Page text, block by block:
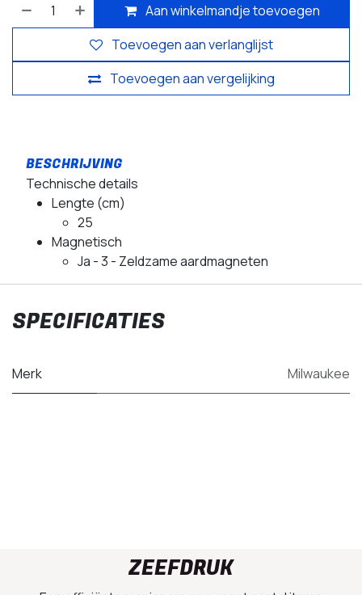
Aan winkelmandje toevoegen
Toevoegen aan vergelijking
Toevoegen aan verlanglijst
Technische details
Lengte (cm)
25
Magnetisch
Ja - 3 - Zeldzame aardmagneten
SPECIFICATIES
Merk Milwaukee
ZEEFDRUK